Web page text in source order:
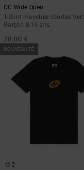
DC Wide Open
T-Shirt manches courtes Vert
Garçon 8-16 ans
28,00 €
NOUVEAUTÉ
2